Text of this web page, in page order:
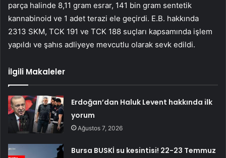
parça halinde 8,11 gram esrar, 141 bin gram sentetik
kannabinoid ve 1 adet terazi ele geçirdi. E.B. hakkında
2313 SKM, TCK 191 ve TCK 188 suçları kapsamında işlem
yapıldı ve şahıs adliyeye mevcutlu olarak sevk edildi.
İlgili Makaleler
Erdoğan’dan Haluk Levent hakkında ilk
yorum
Ağustos 7, 2026
Bursa BUSKİ su kesintisi! 22-23 Temmuz